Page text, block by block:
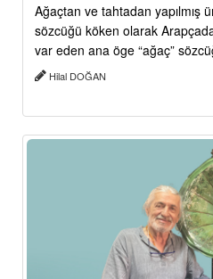
Ağaçtan ve tahtadan yapılmış
sözcüğü köken olarak
var eden ana öge “ağaç”
Hilal DOĞAN